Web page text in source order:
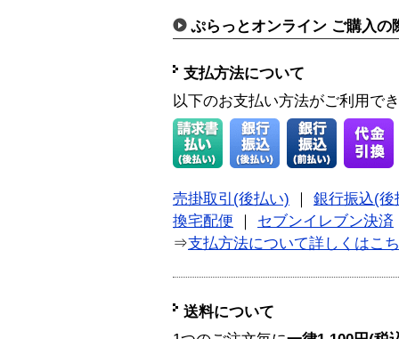
ぷらっとオンライン ご購入の
支払方法について
以下のお支払い方法がご利用で
売掛取引(後払い)
銀行振込(後
換宅配便
セブンイレブン決済
⇒支払方法について詳しくはこ
送料について